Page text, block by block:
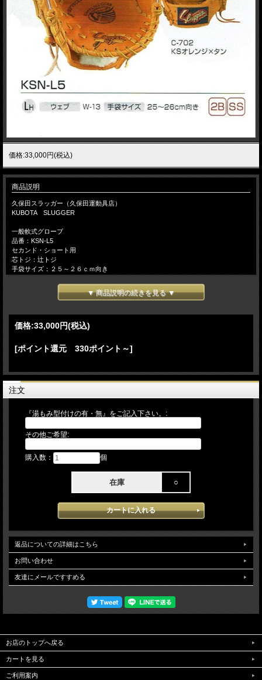
価格:33,000円(税込)
商品説明
久保田スラッガー（久保田運動具店）
KUBOTA SLUGGER
一般軟式グローブ
品番：KSN-L5
セカンド・ショート用
芯トジ：辻トジ
手袋サイズ：２５～２６ｃｍ向き
本体カラー：KSオレンジ×タン
湯もみ型付けをご希望のお客様には、『本格湯もみ型付け』を無料にて加工致しま
す。
【 湯もみ型づけ ご依頼のお客様へ 】
注文の流れ
→【当店/在庫の有無と、型づけ仕様（逆トジ・ 土手紐抜き・手首調整など）をメ
ールでご連絡致します。ご不明な場合は電話・メール等でお問い 合わせ下さい】
→【お客様/ご希望事項を記載の上、仕様書を返信】→【当店/確認後、加工を致し
ます】 （湯もみ型付け加工日数は約７～10日営業日） 【店頭でも販売してお
りますので、タイミングによっては、まれに品切れとなっている場合がございま
す。その場合は入荷をお待ちいただくか、キャンセルにて取り扱わせて頂きま
す。】 予告なく仕様（カラー・刻印・ラベル等）変更になる場合がございます。
ご了承下さい。
▼ 商品説明の続きを見る ▼
価格:33,000円(税込)
[ポイント還元 330ポイント～]
注文
『湯もみ型付けの有・無』をご記入下さい。:
その他ご希望:
購入数： 個
在庫 ○
返品についての詳細はこちら
お問い合わせ
友達にメールですすめる
お店のトップへ戻る
カートを見る
ご利用案内